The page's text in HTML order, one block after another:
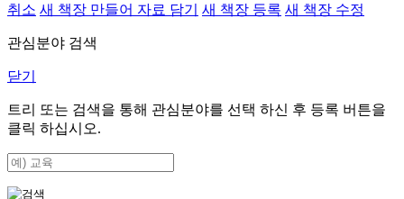
취소 새 책장 만들어 자료 담기 새 책장 등록 새 책장 수정
관심분야 검색
닫기
트리 또는 검색을 통해 관심분야를 선택 하신 후 등록 버튼을
클릭 하십시오.